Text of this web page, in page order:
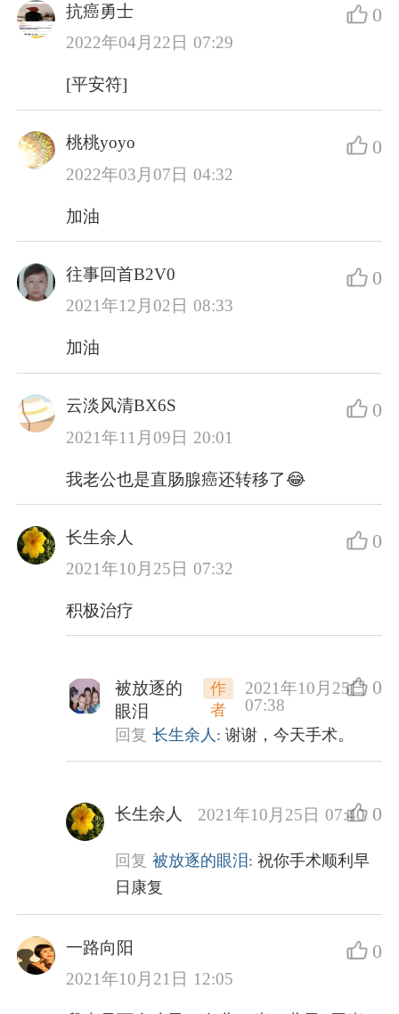
抗癌勇士
2022年04月22日 07:29
0
[平安符]
桃桃yoyo
2022年03月07日 04:32
0
加油
往事回首B2V0
2021年12月02日 08:33
0
加油
云淡风清BX6S
2021年11月09日 20:01
0
我老公也是直肠腺癌还转移了😂
长生余人
2021年10月25日 07:32
0
积极治疗
被放逐的
眼泪
作
者
2021年10月25日
07:38
0
回复 长生余人: 谢谢，今天手术。
长生余人 2021年10月25日 07:40 0
回复 被放逐的眼泪: 祝你手术顺利早
日康复
一路向阳
2021年10月21日 12:05
0